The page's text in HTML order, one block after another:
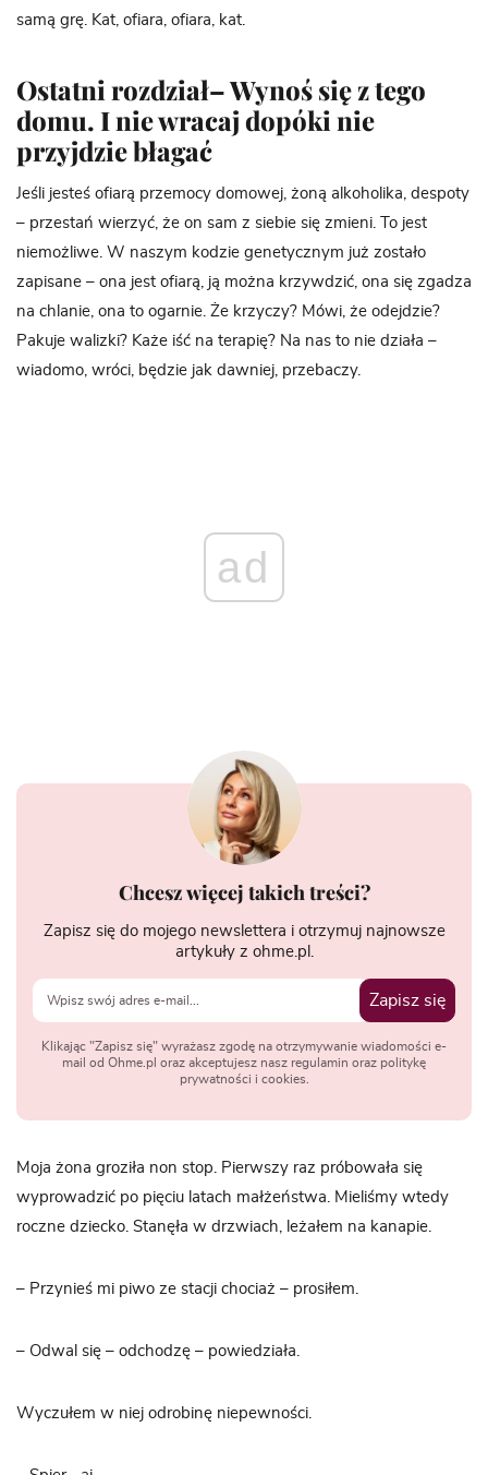
samą grę. Kat, ofiara, ofiara, kat.
Ostatni rozdział– Wynoś się z tego
domu. I nie wracaj dopóki nie
przyjdzie błagać
Jeśli jesteś ofiarą przemocy domowej, żoną alkoholika, despoty
– przestań wierzyć, że on sam z siebie się zmieni. To jest
niemożliwe. W naszym kodzie genetycznym już zostało
zapisane – ona jest ofiarą, ją można krzywdzić, ona się zgadza
na chlanie, ona to ogarnie. Że krzyczy? Mówi, że odejdzie?
Pakuje walizki? Każe iść na terapię? Na nas to nie działa –
wiadomo, wróci, będzie jak dawniej, przebaczy.
ad
Chcesz więcej takich treści?
Zapisz się do mojego newslettera i otrzymuj najnowsze
artykuły z ohme.pl.
Zapisz się
Klikając "Zapisz się" wyrażasz zgodę na otrzymywanie wiadomości e-
mail od Ohme.pl oraz akceptujesz nasz regulamin oraz politykę
prywatności i cookies.
Moja żona groziła non stop. Pierwszy raz próbowała się
wyprowadzić po pięciu latach małżeństwa. Mieliśmy wtedy
roczne dziecko. Stanęła w drzwiach, leżałem na kanapie.
– Przynieś mi piwo ze stacji chociaż – prosiłem.
– Odwal się – odchodzę – powiedziała.
Wyczułem w niej odrobinę niepewności.